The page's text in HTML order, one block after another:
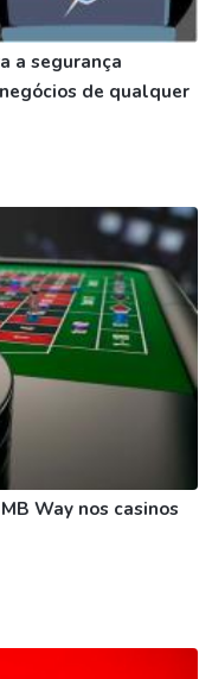
a segurança
de qualquer
Way nos casinos